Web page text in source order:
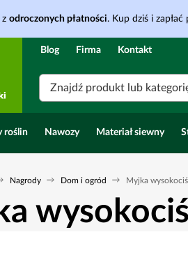
z odroczonych płatności. Kup dziś i zapłać
Blog Firma Kontakt
Znajdź produkt lub
roślin Nawozy Materiał siewny
Nagrody Dom i ogród Myjka